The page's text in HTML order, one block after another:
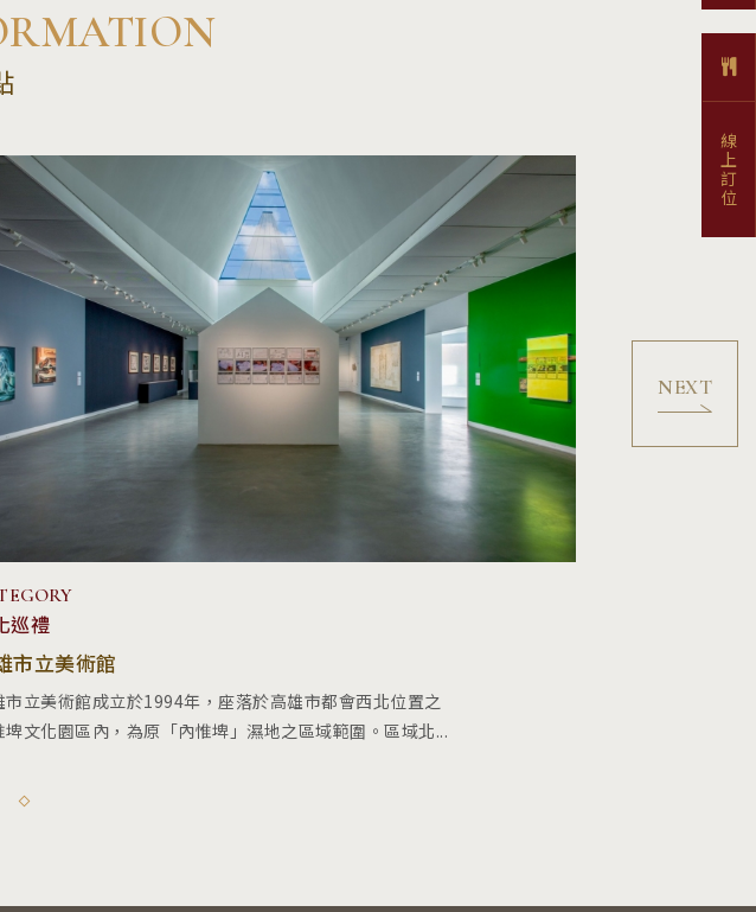
巡禮
市立美術館
市立美術館成立於1994年，座落於高雄市都會西北位置之
埤文化園區內，為原「內惟埤」濕地之區域範圍。區域北...
線上訂位